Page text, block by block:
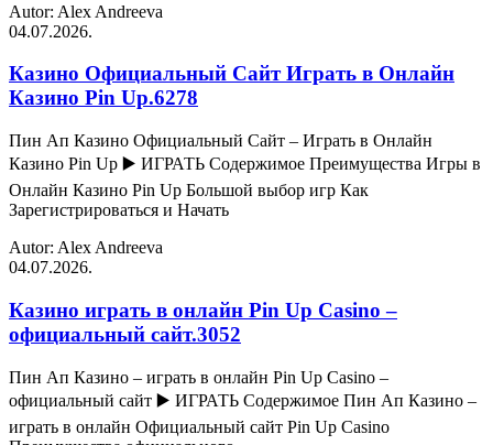
Autor: Alex Andreeva
04.07.2026.
Казино Официальный Сайт Играть в Онлайн
Казино Pin Up.6278
Пин Ап Казино Официальный Сайт – Играть в Онлайн
Казино Pin Up ▶️ ИГРАТЬ Содержимое Преимущества Игры в
Онлайн Казино Pin Up Большой выбор игр Как
Зарегистрироваться и Начать
Autor: Alex Andreeva
04.07.2026.
Казино играть в онлайн Pin Up Casino –
официальный сайт.3052
Пин Ап Казино – играть в онлайн Pin Up Casino –
официальный сайт ▶️ ИГРАТЬ Содержимое Пин Ап Казино –
играть в онлайн Официальный сайт Pin Up Casino